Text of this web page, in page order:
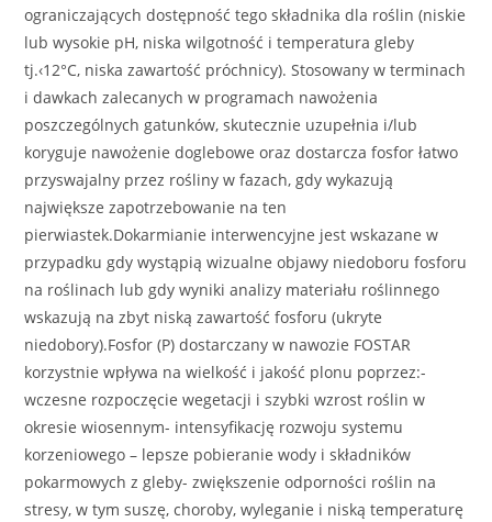
ograniczających dostępność tego składnika dla roślin (niskie
lub wysokie pH, niska wilgotność i temperatura gleby
tj.‹12°C, niska zawartość próchnicy). Stosowany w terminach
i dawkach zalecanych w programach nawożenia
poszczególnych gatunków, skutecznie uzupełnia i/lub
koryguje nawożenie doglebowe oraz dostarcza fosfor łatwo
przyswajalny przez rośliny w fazach, gdy wykazują
największe zapotrzebowanie na ten
pierwiastek.Dokarmianie interwencyjne jest wskazane w
przypadku gdy wystąpią wizualne objawy niedoboru fosforu
na roślinach lub gdy wyniki analizy materiału roślinnego
wskazują na zbyt niską zawartość fosforu (ukryte
niedobory).Fosfor (P) dostarczany w nawozie FOSTAR
korzystnie wpływa na wielkość i jakość plonu poprzez:-
wczesne rozpoczęcie wegetacji i szybki wzrost roślin w
okresie wiosennym- intensyfikację rozwoju systemu
korzeniowego – lepsze pobieranie wody i składników
pokarmowych z gleby- zwiększenie odporności roślin na
stresy, w tym suszę, choroby, wyleganie i niską temperaturę